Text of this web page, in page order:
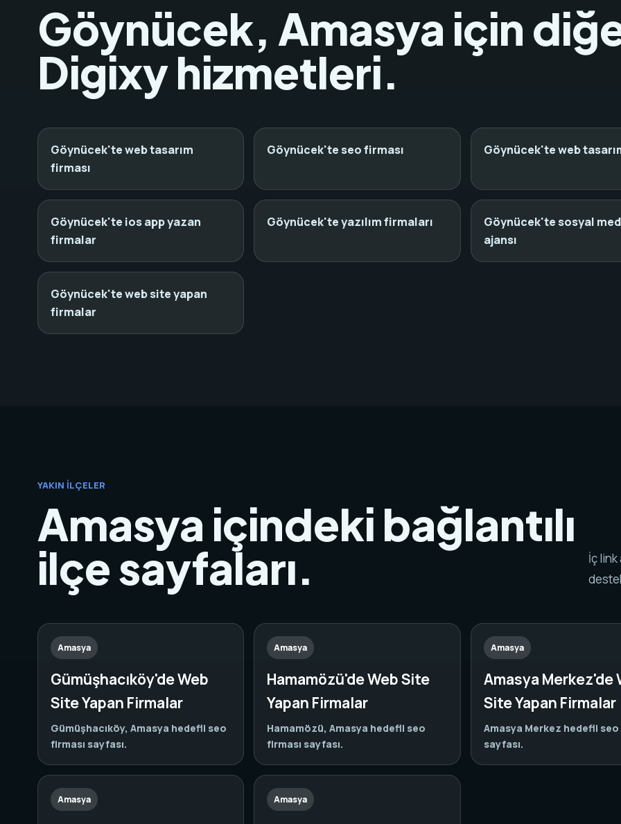
Göynücek, Amasya için
Digixy hizmetleri.
Göynücek'te web tasarım
firması
Göynücek'te seo firması Göynücek'te web
Göynücek'te ios app yazan
firmalar
Göynücek'te yazılım firmaları
Göynücek'te sosyal
ajansı
Göynücek'te web site yapan
firmalar
YAKIN İLÇELER
Amasya içindeki bağlantılı
ilçe sayfaları.
İç link
Amasya
Gümüşhacıköy'de Web
Site Yapan Firmalar
Gümüşhacıköy, Amasya hedefli seo
firması sayfası.
Amasya
Hamamözü'de Web Site
Yapan Firmalar
Hamamözü, Amasya hedefli seo
firması sayfası.
Amasya
Amasya Merkez'de
Site Yapan Firmalar
Amasya Merkez hedefli seo
sayfası.
Amasya Amasya